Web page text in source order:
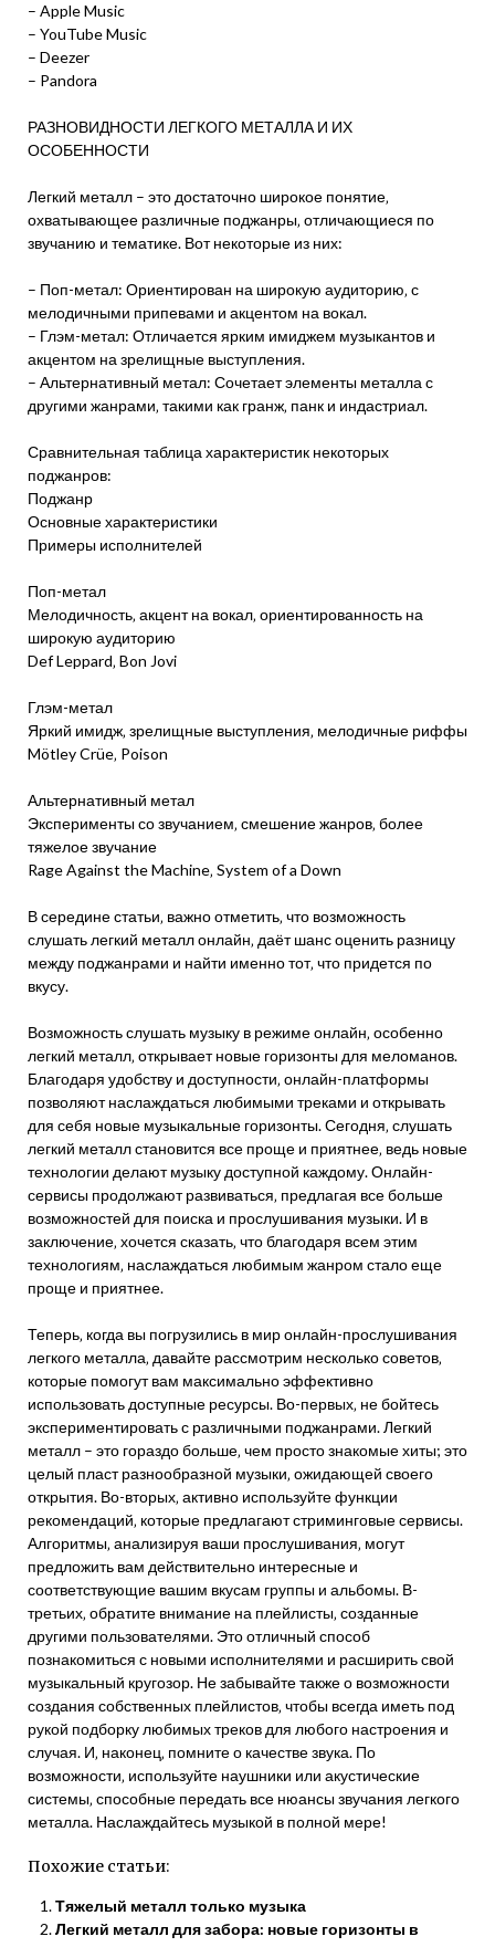
– Apple Music
– YouTube Music
– Deezer
– Pandora
РАЗНОВИДНОСТИ ЛЕГКОГО МЕТАЛЛА И ИХ
ОСОБЕННОСТИ
Легкий металл – это достаточно широкое понятие‚
охватывающее различные поджанры‚ отличающиеся по
звучанию и тематике. Вот некоторые из них:
– Поп-метал: Ориентирован на широкую аудиторию‚ с
мелодичными припевами и акцентом на вокал.
– Глэм-метал: Отличается ярким имиджем музыкантов и
акцентом на зрелищные выступления.
– Альтернативный метал: Сочетает элементы металла с
другими жанрами‚ такими как гранж‚ панк и индастриал.
Сравнительная таблица характеристик некоторых
поджанров:
Поджанр
Основные характеристики
Примеры исполнителей
Поп-метал
Мелодичность‚ акцент на вокал‚ ориентированность на
широкую аудиторию
Def Leppard‚ Bon Jovi
Глэм-метал
Яркий имидж‚ зрелищные выступления‚ мелодичные риффы
Mötley Crüe‚ Poison
Альтернативный метал
Эксперименты со звучанием‚ смешение жанров‚ более
тяжелое звучание
Rage Against the Machine‚ System of a Down
В середине статьи‚ важно отметить‚ что возможность
слушать легкий металл онлайн‚ даёт шанс оценить разницу
между поджанрами и найти именно тот‚ что придется по
вкусу.
Возможность слушать музыку в режиме онлайн‚ особенно
легкий металл‚ открывает новые горизонты для меломанов.
Благодаря удобству и доступности‚ онлайн-платформы
позволяют наслаждаться любимыми треками и открывать
для себя новые музыкальные горизонты. Сегодня‚ слушать
легкий металл становится все проще и приятнее‚ ведь новые
технологии делают музыку доступной каждому. Онлайн-
сервисы продолжают развиваться‚ предлагая все больше
возможностей для поиска и прослушивания музыки. И в
заключение‚ хочется сказать‚ что благодаря всем этим
технологиям‚ наслаждаться любимым жанром стало еще
проще и приятнее.
Теперь‚ когда вы погрузились в мир онлайн-прослушивания
легкого металла‚ давайте рассмотрим несколько советов‚
которые помогут вам максимально эффективно
использовать доступные ресурсы. Во-первых‚ не бойтесь
экспериментировать с различными поджанрами. Легкий
металл – это гораздо больше‚ чем просто знакомые хиты; это
целый пласт разнообразной музыки‚ ожидающей своего
открытия. Во-вторых‚ активно используйте функции
рекомендаций‚ которые предлагают стриминговые сервисы.
Алгоритмы‚ анализируя ваши прослушивания‚ могут
предложить вам действительно интересные и
соответствующие вашим вкусам группы и альбомы. В-
третьих‚ обратите внимание на плейлисты‚ созданные
другими пользователями. Это отличный способ
познакомиться с новыми исполнителями и расширить свой
музыкальный кругозор. Не забывайте также о возможности
создания собственных плейлистов‚ чтобы всегда иметь под
рукой подборку любимых треков для любого настроения и
случая. И‚ наконец‚ помните о качестве звука. По
возможности‚ используйте наушники или акустические
системы‚ способные передать все нюансы звучания легкого
металла. Наслаждайтесь музыкой в полной мере!
Похожие статьи:
Тяжелый металл только музыка
Легкий металл для забора: новые горизонты в